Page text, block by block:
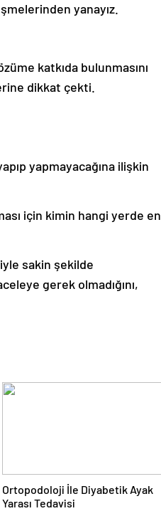
yanayız.
katkıda bulunmasını
dikkat çekti.
yapmayacağına ilişkin
için kimin hangi yerde en
sakin şekilde
gerek olmadığını,
Ortopodoloji İle Diyabetik Ayak
Yarası Tedavisi